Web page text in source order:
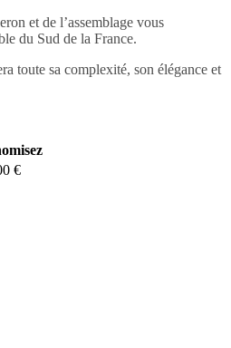
et de l’assemblage vous
du Sud de la France.
toute sa complexité, son élégance et
€